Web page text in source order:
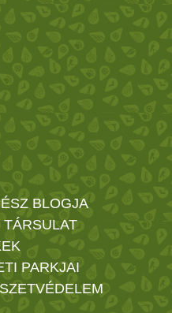
BLOGJA
PARKJAI